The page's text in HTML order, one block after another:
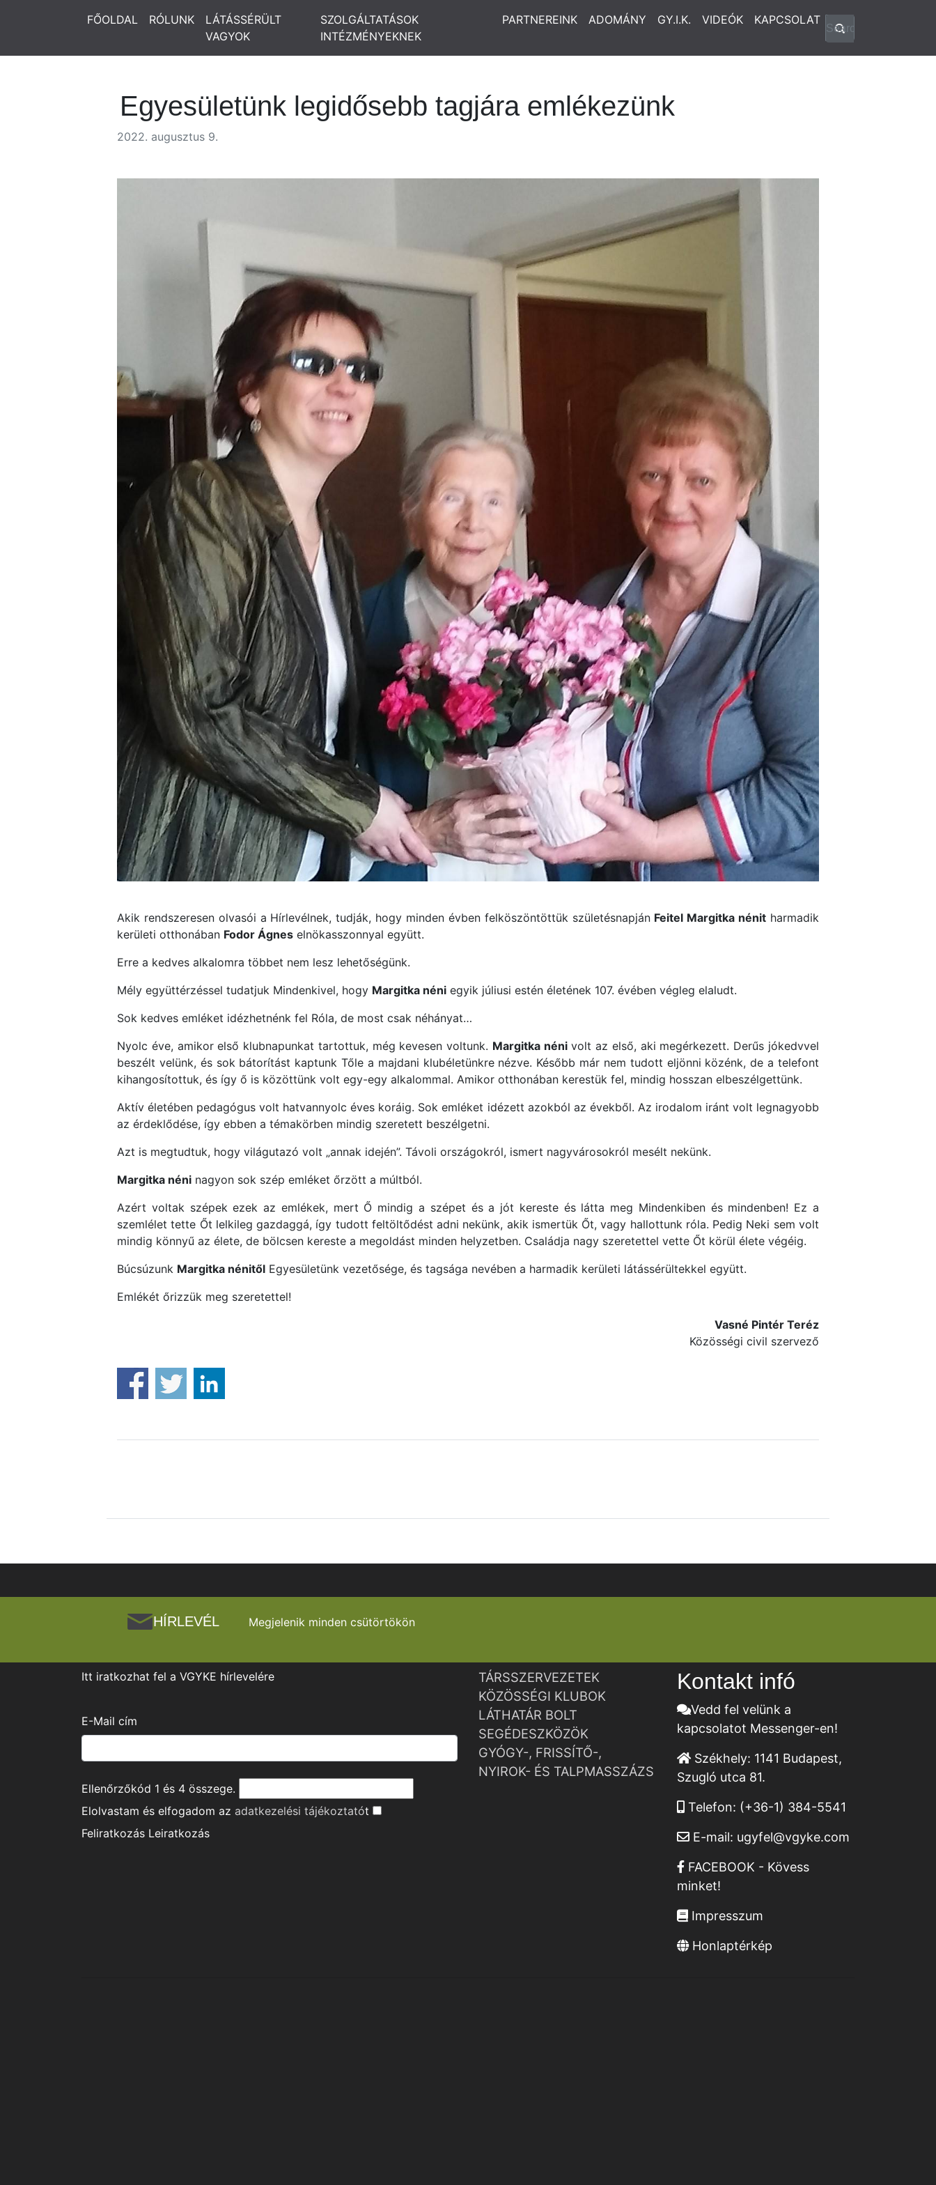
FŐOLDAL RÓLUNK
LÁTÁSSÉRÜLT
VAGYOK
SZOLGÁLTATÁSOK
INTÉZMÉNYEKNEK
PARTNEREINK ADOMÁNY GY.I.K. VIDEÓK KAPCSOLAT
Egyesületünk legidősebb tagjára emlékezünk
2022. augusztus 9.
Akik rendszeresen olvasói a Hírlevélnek, tudják, hogy minden évben felköszöntöttük születésnapján Feitel Margitka nénit harmadik
kerületi otthonában Fodor Ágnes elnökasszonnyal együtt.
Erre a kedves alkalomra többet nem lesz lehetőségünk.
Mély együttérzéssel tudatjuk Mindenkivel, hogy Margitka néni egyik júliusi estén életének 107. évében végleg elaludt.
Sok kedves emléket idézhetnénk fel Róla, de most csak néhányat…
Nyolc éve, amikor első klubnapunkat tartottuk, még kevesen voltunk. Margitka nénivolt az első, aki megérkezett. Derűs jókedvvel
beszélt velünk, és sok bátorítást kaptunk Tőle a majdani klubéletünkre nézve. Később már nem tudott eljönni közénk, de a telefont
kihangosítottuk, és így ő is közöttünk volt egy-egy alkalommal. Amikor otthonában kerestük fel, mindig hosszan elbeszélgettünk.
Aktív életében pedagógus volt hatvannyolc éves koráig. Sok emléket idézett azokból az évekből. Az irodalom iránt volt legnagyobb
az érdeklődése, így ebben a témakörben mindig szeretett beszélgetni.
Azt is megtudtuk, hogy világutazó volt „annak idején”. Távoli országokról, ismert nagyvárosokról mesélt nekünk.
Margitka néni nagyon sok szép emléket őrzött a múltból.
Azért voltak szépek ezek az emlékek, mert Ő mindig a szépet és a jót kereste és látta meg Mindenkiben és mindenben! Ez a
szemlélet tette Őt lelkileg gazdaggá, így tudott feltöltődést adni nekünk, akik ismertük Őt, vagy hallottunk róla. Pedig Neki sem volt
mindig könnyű az élete, de bölcsen kereste a megoldást minden helyzetben. Családja nagy szeretettel vette Őt körül élete végéig.
Búcsúzunk Margitka nénitől Egyesületünk vezetősége, és tagsága nevében a harmadik kerületi látássérültekkel együtt.
Emlékét őrizzük meg szeretettel!
Vasné Pintér Teréz
Közösségi civil szervező
HÍRLEVÉL Megjelenik minden csütörtökön
Itt iratkozhat fel a VGYKE hírlevelére
E-Mail cím
Ellenőrzőkód 1 és 4 összege.
Elolvastam és elfogadom az adatkezelési tájékoztatót
Feliratkozás Leiratkozás
TÁRSSZERVEZETEK
KÖZÖSSÉGI KLUBOK
LÁTHATÁR BOLT
SEGÉDESZKÖZÖK
GYÓGY-, FRISSÍTŐ-,
NYIROK- ÉS TALPMASSZÁZS
Kontakt infó
Vedd fel velünk a
kapcsolatot Messenger-en!
Székhely: 1141 Budapest,
Szugló utca 81.
Telefon: (+36-1) 384-5541
E-mail: ugyfel@vgyke.com
FACEBOOK - Kövess
minket!
Impresszum
Honlaptérkép